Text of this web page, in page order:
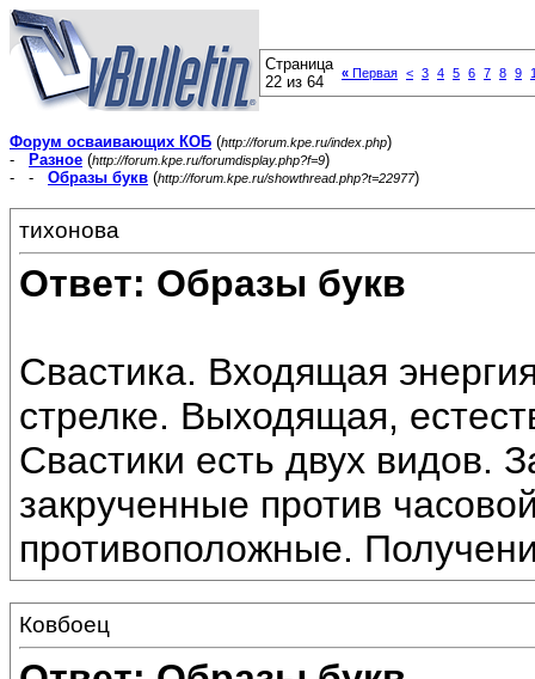
Страница
22 из 64
« Первая < 3 4 5 6 7 8 9
Форум осваивающих КОБ (http://forum.kpe.ru/index.php)
-
Разное (http://forum.kpe.ru/forumdisplay.php?f=9)
- - Образы букв (http://forum.kpe.ru/showthread.php?t=22977)
тихонова
Ответ: Образы букв
Свастика. Входящая
стрелке. Выходящая,
Свастики есть двух видов.
закрученные против
противоположные.
Ковбоец